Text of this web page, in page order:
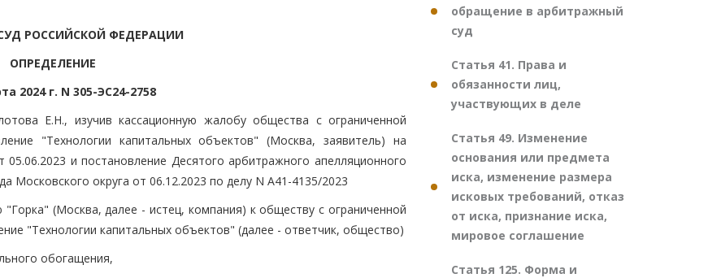
РОССИЙСКОЙ ФЕДЕРАЦИИ
ОПРЕДЕЛЕНИЕ
2024 г. N 305-ЭС24-2758
Е.Н., изучив кассационную жалобу общества с ограниченной
"Технологии капитальных объектов" (Москва, заявитель) на
и постановление Десятого арбитражного апелляционного
Московского округа от 06.12.2023 по делу N А41-4135/2023
(Москва, далее - истец, компания) к обществу с ограниченной
"Технологии капитальных объектов" (далее - ответчик, общество)
обогащения,
обращение в арбитражный
суд
Статья 41. Права и
обязанности лиц,
участвующих в деле
Статья 49. Изменение
основания или предмета
иска, изменение размера
исковых требований, отказ
от иска, признание иска,
мировое соглашение
Статья 125. Форма и